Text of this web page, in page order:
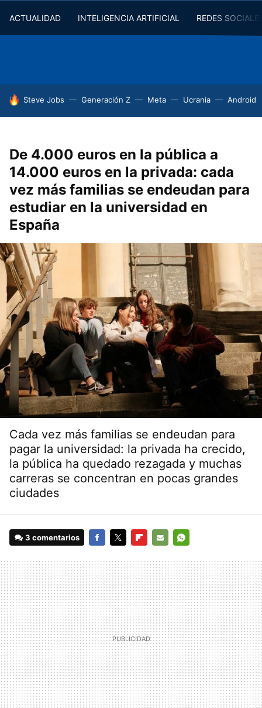
ACTUALIDAD INTELIGENCIA ARTIFICIAL REDES
HOY SE HABLA DE
Steve Jobs Generación Z Meta Ucrania Android
De 4.000 euros en la pública a
14.000 euros en la privada: cada
vez más familias se endeudan para
estudiar en la universidad en
España
Cada vez más familias se endeudan para
pagar la universidad: la privada ha crecido,
la pública ha quedado rezagada y muchas
carreras se concentran en pocas grandes
ciudades
3 comentarios
MAIL